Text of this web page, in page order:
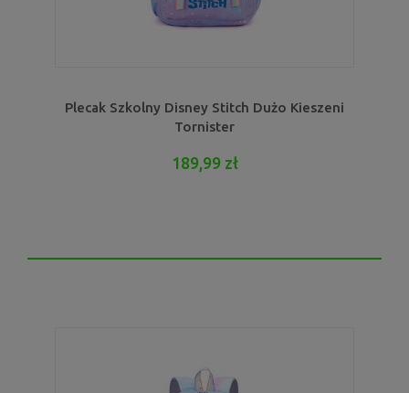
Plecak Szkolny Disney Stitch Dużo Kieszeni
Tornister
189,99 zł